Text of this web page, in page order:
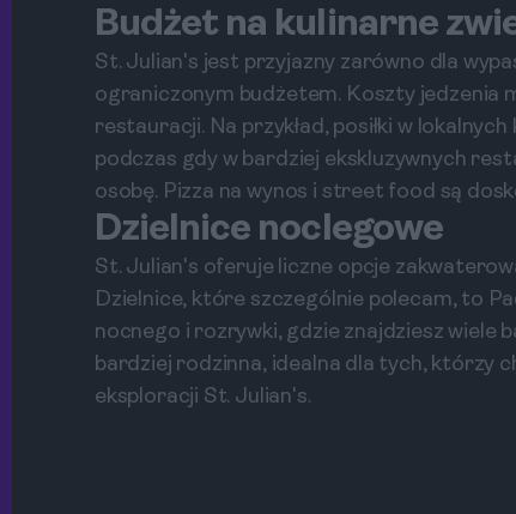
Budżet na kulinarne
St. Julian's jest przyjazny zarówno dla
ograniczonym budżetem. Koszty jedzenia
restauracji. Na przykład, posiłki w
podczas gdy w bardziej ekskluzywnych
osobę. Pizza na wynos i street food są
Dzielnice noclegowe
St. Julian's oferuje liczne opcje
Dzielnice, które szczególnie polecam, to
nocnego i rozrywki, gdzie znajdziesz wiele
bardziej rodzinna, idealna dla tych, którzy
eksploracji St. Julian's.